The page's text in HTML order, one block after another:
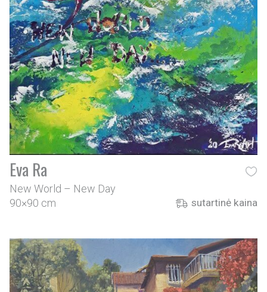
Eva Ra
New World – New Day
90×90 cm
sutartinė kaina